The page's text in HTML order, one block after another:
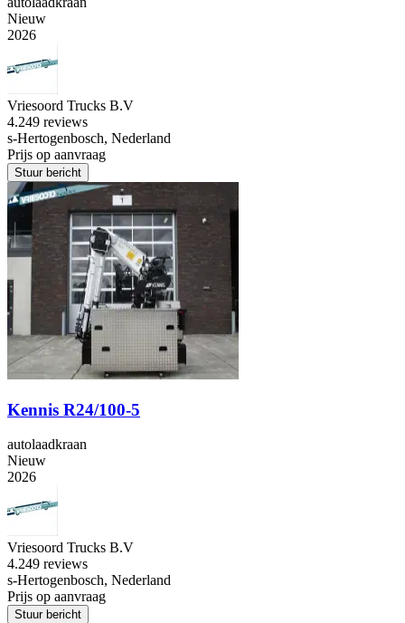
Nieuw
2026
Vriesoord Trucks B.V
4.249 reviews
s-Hertogenbosch, Nederland
Prijs op aanvraag
Stuur bericht
Kennis R24/100-5
autolaadkraan
Nieuw
2026
Vriesoord Trucks B.V
4.249 reviews
s-Hertogenbosch, Nederland
Prijs op aanvraag
Stuur bericht